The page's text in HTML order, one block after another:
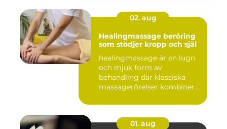
02. aug
Healingmassage beröring
som stödjer kropp och själ
healingmassage är en lugn
och mjuk form av
behandling där klassiska
massagerörelser kombineras
01. aug